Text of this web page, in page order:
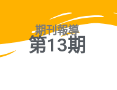
期刊報導
第13期